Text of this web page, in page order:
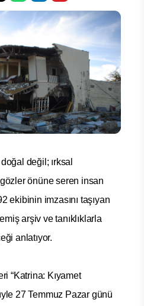
değil; ırksal
önüne seren insan
ekibinin imzasını taşıyan
arşiv ve tanıklıklarla
anlatıyor.
“Katrina: Kıyamet
27 Temmuz Pazar günü